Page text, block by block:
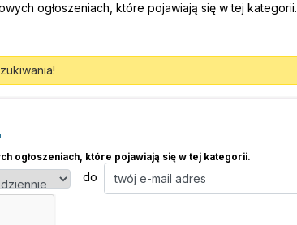
ogłoszeniach, które pojawiają się w tej kategorii.
ogłoszeniach, które pojawiają się w tej kategorii.
do